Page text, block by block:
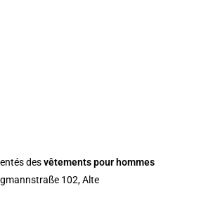
desvêtements pour hommes
102, Alte